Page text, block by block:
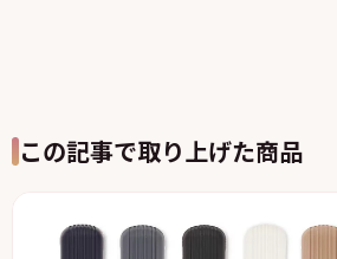
この記事で取り上げた商品